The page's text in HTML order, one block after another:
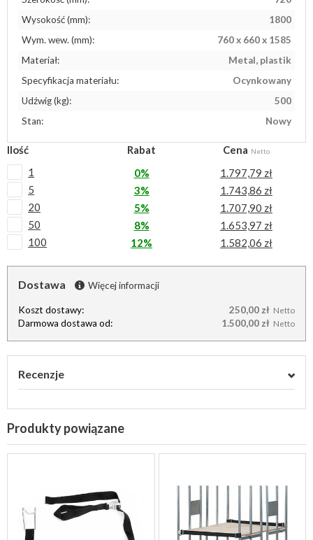
Wysokość (mm):
1800
Wym. wew. (mm):
760 x 660 x 1585
Materiał:
Metal, plastik
Specyfikacja materiału:
Ocynkowany
Udźwig (kg):
500
Stan:
Nowy
Ilość Rabat Cena Netto
1 0%
1.797,79 zł
5
3%
1.743,86 zł
20
5%
1.707,90 zł
50
8%
1.653,97 zł
100
12% 1.582,06 zł
Dostawa Więcej informacji
Koszt dostawy: 250,00 zł Netto
Darmowa dostawa od: 1.500,00 zł Netto
Recenzje
Produkty powiązane